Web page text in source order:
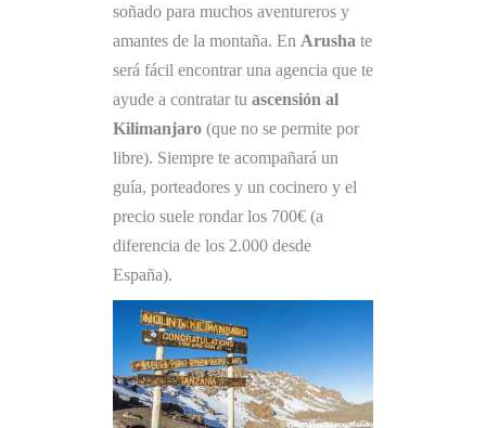
soñado para muchos aventureros y
amantes de la montaña. En Arusha te
será fácil encontrar una agencia que te
ayude a contratar tu ascensión al
Kilimanjaro (que no se permite por
libre). Siempre te acompañará un
guía, porteadores y un cocinero y el
precio suele rondar los 700€ (a
diferencia de los 2.000 desde
España).